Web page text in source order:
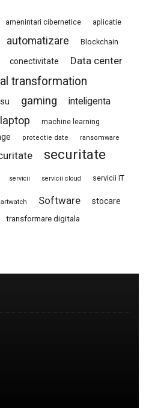
amenintari cibernetice aplicatie
automatizare Blockchain
conectivitate Data center
transformation
gaming
inteligenta
laptop machine learning
protectie date ransomware
securitate
servicii servicii cloud servicii IT
Software stocare
transformare digitala